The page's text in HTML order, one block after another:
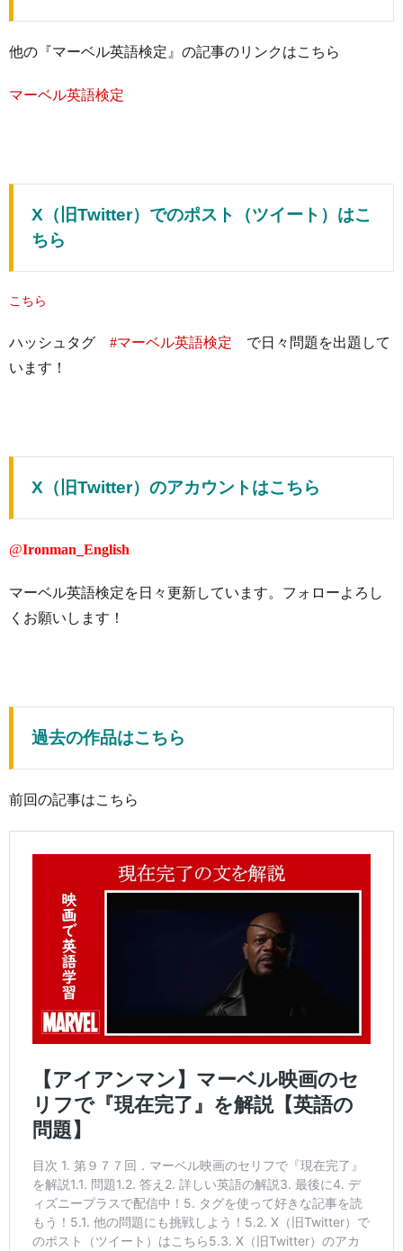
他の『マーベル英語検定』の記事のリンクはこちら
マーベル英語検定
X（旧Twitter）でのポスト（ツイート）はこ
ちら
こちら
ハッシュタグ #マーベル英語検定 で日々問題を出題して
います！
X（旧Twitter）のアカウントはこちら
@Ironman_English
マーベル英語検定を日々更新しています。フォローよろし
くお願いします！
過去の作品はこちら
前回の記事はこちら